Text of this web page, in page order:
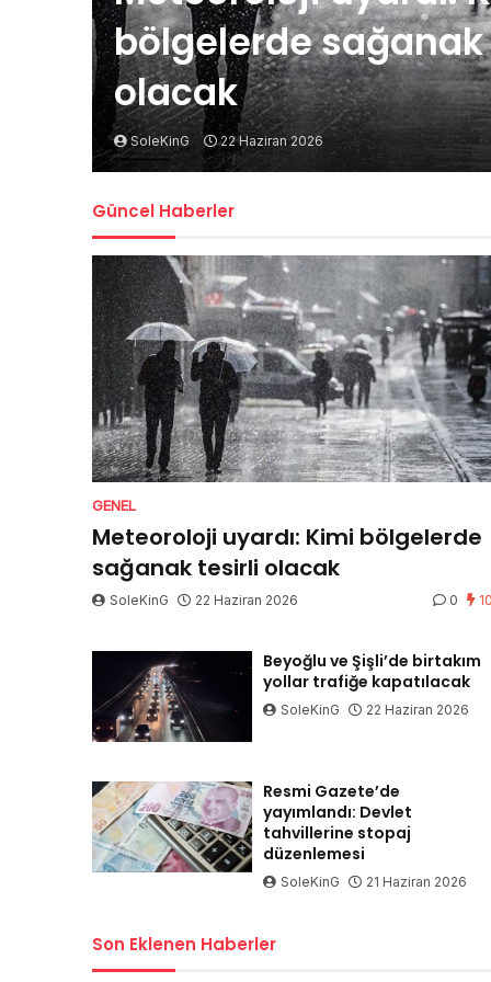
bölgelerde
olacak
SoleKinG 22 Haziran 2026
Güncel Haberler
GENEL
Meteoroloji uyardı: Kimi bölgelerde
sağanak tesirli olacak
SoleKinG 22 Haziran 2026 0 10
Beyoğlu ve Şişli’de birtakım
yollar trafiğe kapatılacak
SoleKinG 22 Haziran 2026
Resmi Gazete’de
yayımlandı: Devlet
tahvillerine stopaj
düzenlemesi
SoleKinG 21 Haziran 2026
Son Eklenen Haberler